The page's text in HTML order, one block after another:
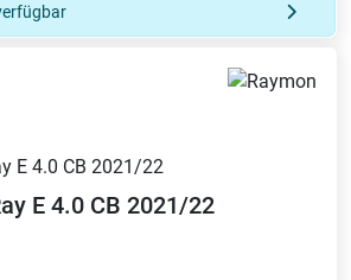
E 4.0 CB 2021/22